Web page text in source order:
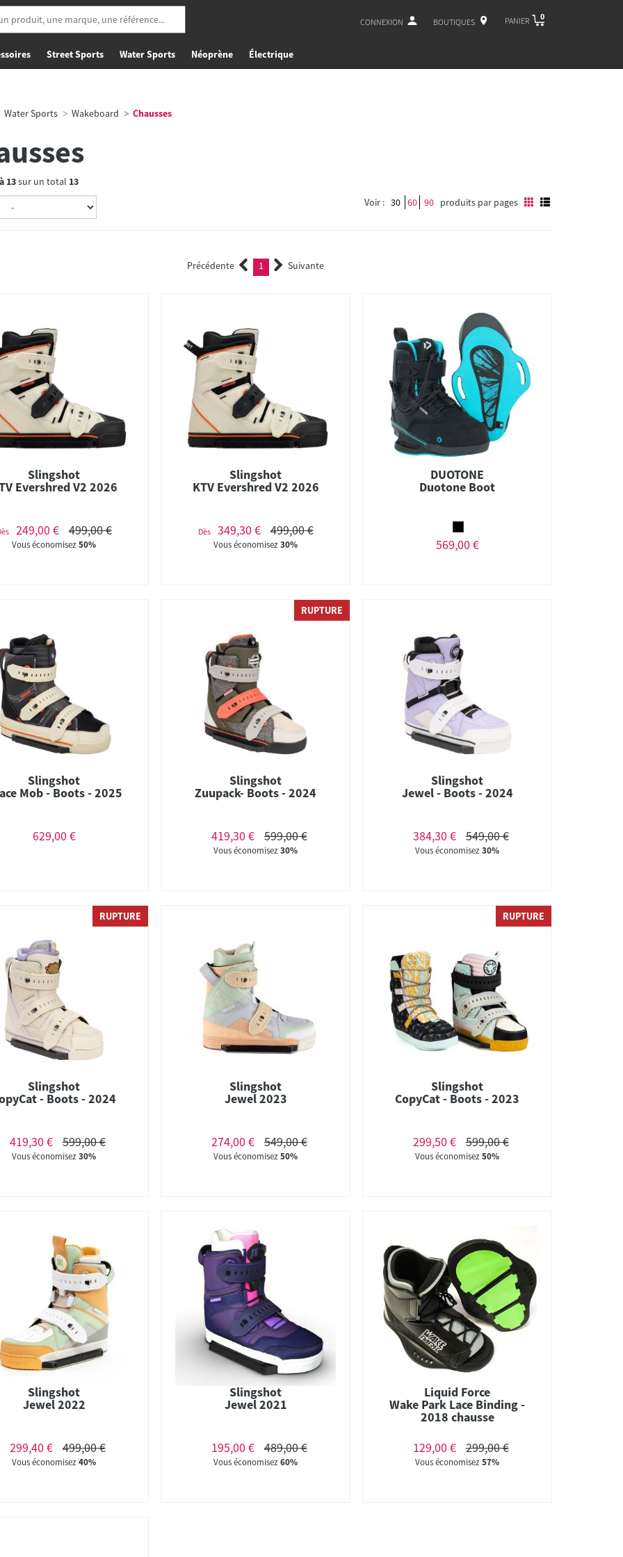
CONNEXION BOUTIQUES PANIER 0
Street Sports Water Sports Néoprène Électrique
Water Sports Wakeboard Chausses
13sur un total 13
Voir : 30 60 90 produits par pages
Précédente 1 (current)Suivante
Slingshot
Evershred V2 2026
249,00 € 499,00 €
Vous économisez50%
Slingshot
KTV Evershred V2 2026
Dès 349,30 € 499,00 €
Vous économisez30%
DUOTONE
Duotone Boot
569,00 €
Slingshot
Mob - Boots - 2025
629,00 €
RUPTURE
Slingshot
Zuupack- Boots - 2024
419,30 € 599,00 €
Vous économisez30%
Slingshot
Jewel - Boots - 2024
384,30 € 549,00 €
Vous économisez30%
RUPTURE
Slingshot
- Boots - 2024
419,30 € 599,00 €
Vous économisez30%
Slingshot
Jewel 2023
274,00 € 549,00 €
Vous économisez50%
RUPTURE
Slingshot
CopyCat - Boots - 2023
299,50 € 599,00 €
Vous économisez50%
Slingshot
Jewel 2022
299,40 € 499,00 €
Vous économisez40%
Slingshot
Jewel 2021
195,00 € 489,00 €
Vous économisez60%
Liquid Force
Wake Park Lace Binding -
2018 chausse
129,00 €
299,00 €
Vous économisez57%